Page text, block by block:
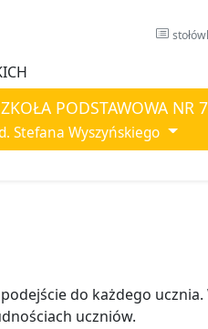
PODSTAWOWA NR 7
Stefana Wyszyńskiego
do każdego
uczniów.